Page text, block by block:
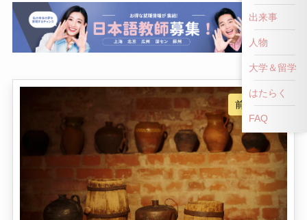
前へ戻る
写真がきれいでない or 表示されない場合は、こちらをクリックして！
👎 NG！ 👍 いいね！
出来事
人物
大学＆留学
はたらく
FAQ